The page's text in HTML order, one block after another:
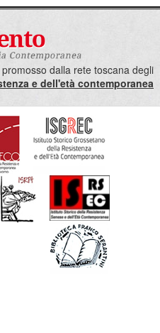
promosso dalla rete toscana degli
e dell'età contemporanea